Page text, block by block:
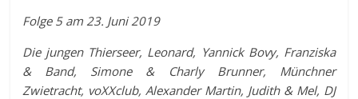
Folge 5 am 23. Juni 2019
Die jungen Thierseer, Leonard, Yannick Bovy, Franziska
& Band, Simone & Charly Brunner, Münchner
Zwietracht, voXXclub, Alexander Martin, Judith & Mel, DJ